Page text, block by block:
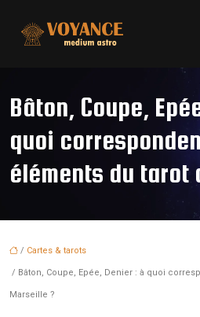
Bâton, Coupe,
quoi
éléments du tarot
/ Cartes & tarots
/ Bâton, Coupe, Epée, Denier : à quoi
Marseille ?